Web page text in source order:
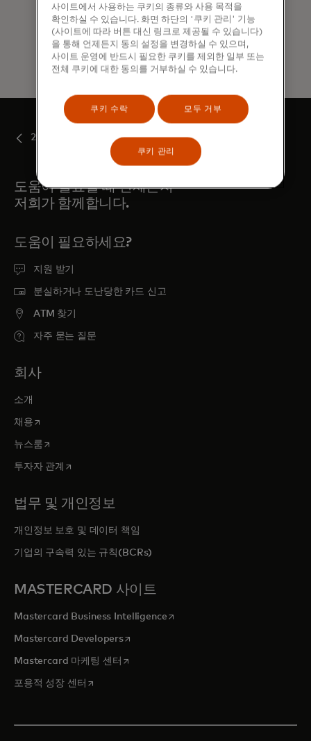
2025
도움이 필요할 때 언제든지
저희가 함께합니다.
도움이 필요하세요?
지원 받기
분실하거나 도난당한 카드 신고
ATM 찾기
자주 묻는 질문
회사
소개
채용새 탭에서 열림
뉴스룸새 탭에서 열림
투자자 관계 새 탭에서 열림
법무 및 개인정보
개인정보 보호 및 데이터 책임
기업의 구속력 있는 규칙(BCRs)
MASTERCARD 사이트
Mastercard Business Intelligence새 탭에서 열림
Mastercard Developers새 탭에서 열림
Mastercard 마케팅 센터 새 탭에서 열림
포용적 성장 센터 새 탭에서 열림
사이트에서 사용하는 쿠키의 종류와 사용 목적을
확인하실 수 있습니다. 화면 하단의 '쿠키 관리' 기능
(사이트에 따라 버튼 대신 링크로 제공될 수 있습니다)
을 통해 언제든지 동의 설정을 변경하실 수 있으며,
사이트 운영에 반드시 필요한 쿠키를 제외한 일부 또는
전체 쿠키에 대한 동의를 거부하실 수 있습니다.
쿠키 수락 모두 거부
쿠키 관리